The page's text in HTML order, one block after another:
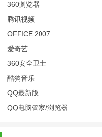
360浏览器
腾讯视频
OFFICE 2007
爱奇艺
360安全卫士
酷狗音乐
QQ最新版
QQ电脑管家/浏览器